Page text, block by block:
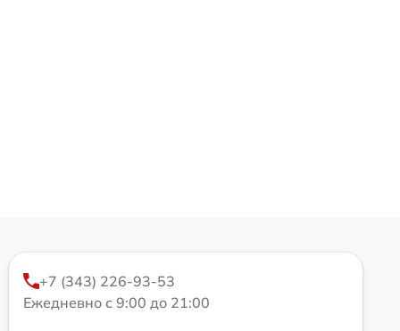
+7 (343) 226-93-53
Ежедневно с 9:00 до 21:00